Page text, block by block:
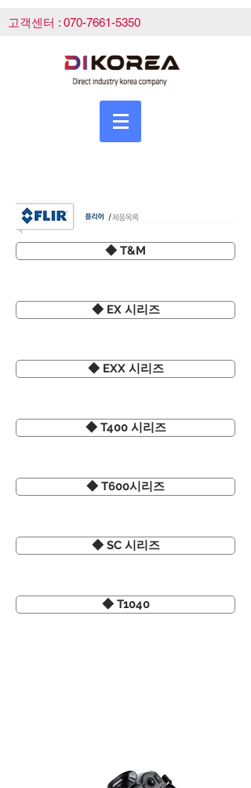
고객센터 : 070-7661-5350
◆ T&M
◆ EX 시리즈
◆ EXX 시리즈
◆ T400 시리즈
◆ T600시리즈
◆ SC 시리즈
◆ T1040